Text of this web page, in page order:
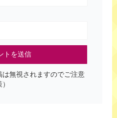
は無視されますのでご注意